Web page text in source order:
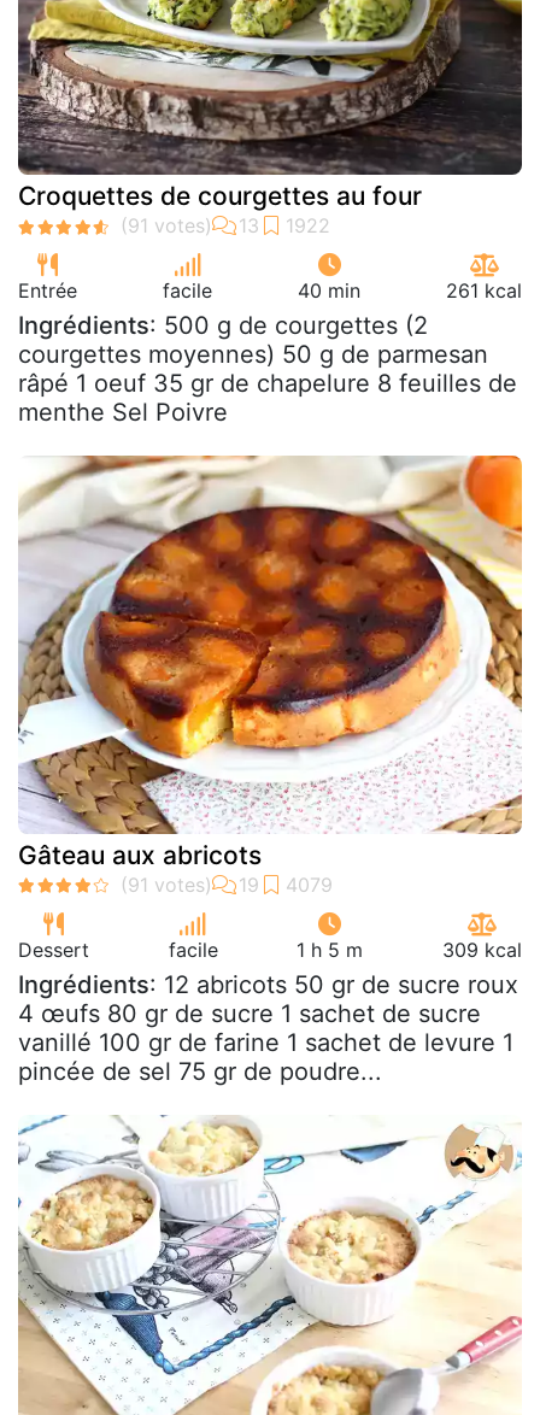
Croquettes de courgettes au four
Entrée facile 40 min 261 kcal
Ingrédients: 500 g de courgettes (2
courgettes moyennes) 50 g de parmesan
râpé 1 oeuf 35 gr de chapelure 8 feuilles de
menthe Sel Poivre
Gâteau aux abricots
Dessert facile 1 h 5 m 309 kcal
Ingrédients: 12 abricots 50 gr de sucre roux
4 œufs 80 gr de sucre 1 sachet de sucre
vanillé 100 gr de farine 1 sachet de levure 1
pincée de sel 75 gr de poudre...